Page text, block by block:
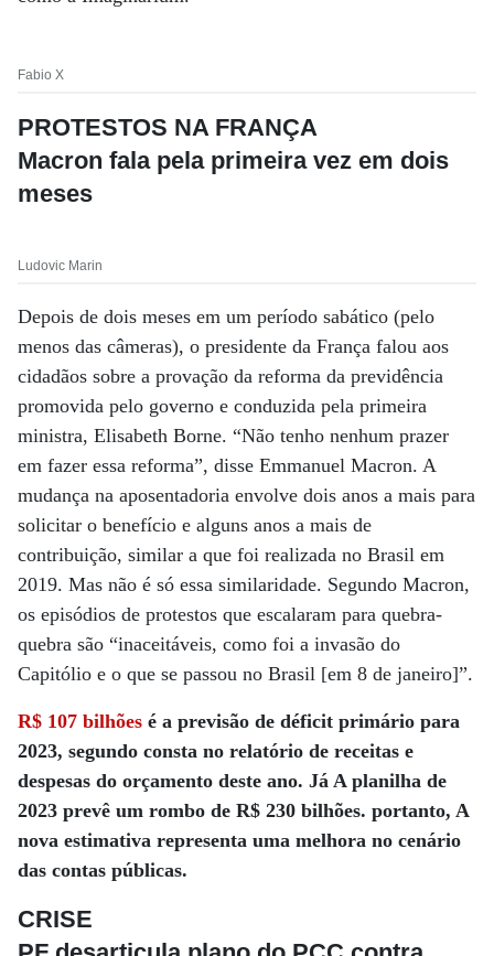
Fabio X
PROTESTOS NA FRANÇA
Macron fala pela primeira vez em dois
meses
Ludovic Marin
Depois de dois meses em um período sabático (pelo
menos das câmeras), o presidente da França falou aos
cidadãos sobre a provação da reforma da previdência
promovida pelo governo e conduzida pela primeira
ministra, Elisabeth Borne. “Não tenho nenhum prazer
em fazer essa reforma”, disse Emmanuel Macron. A
mudança na aposentadoria envolve dois anos a mais para
solicitar o benefício e alguns anos a mais de
contribuição, similar a que foi realizada no Brasil em
2019. Mas não é só essa similaridade. Segundo Macron,
os episódios de protestos que escalaram para quebra-
quebra são “inaceitáveis, como foi a invasão do
Capitólio e o que se passou no Brasil [em 8 de janeiro]”.
R$ 107 bilhões é a previsão de déficit primário para
2023, segundo consta no relatório de receitas e
despesas do orçamento deste ano. Já A planilha de
2023 prevê um rombo de R$ 230 bilhões. portanto, A
nova estimativa representa uma melhora no cenário
das contas públicas.
CRISE